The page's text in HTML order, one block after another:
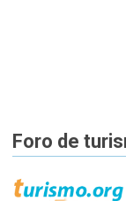
Foro de